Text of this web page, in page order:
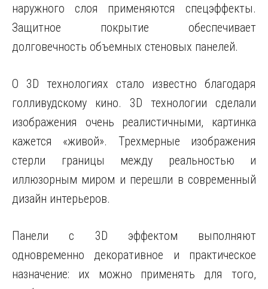
наружного слоя применяются спецэффекты.
Защитное покрытие обеспечивает
долговечность объемных стеновых панелей.
О 3D технологиях стало известно благодаря
голливудскому кино. 3D технологии сделали
изображения очень реалистичными, картинка
кажется «живой». Трехмерные изображения
стерли границы между реальностью и
иллюзорным миром и перешли в современный
дизайн интерьеров.
Панели с 3D эффектом выполняют
одновременно декоративное и практическое
назначение: их можно применять для того,